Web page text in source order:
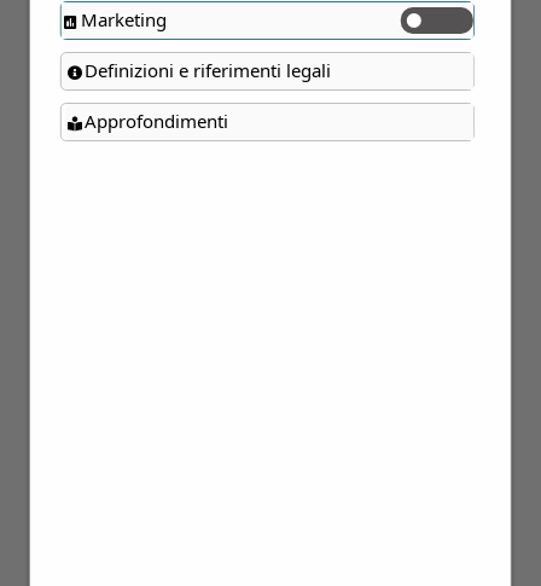
Marketing
Definizioni e riferimenti legali
Approfondimenti